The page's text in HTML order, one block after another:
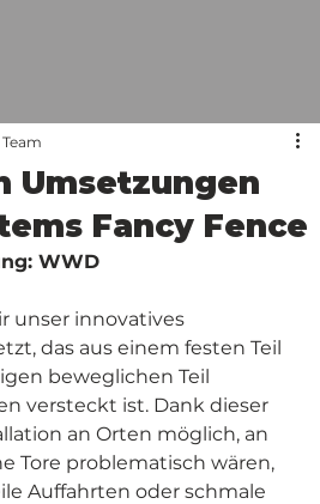
Umsetzungen
Fancy Fence
WWD
unser innovatives
das aus einem festen Teil
beweglichen Teil
versteckt ist. Dank dieser
an Orten möglich, an
Tore problematisch wären,
Auffahrten oder schmale